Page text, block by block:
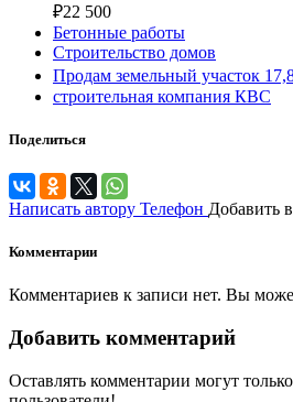
₽22 500
Бетонные работы
Строительство домов
Продам земельный участок
строительная компания КВС
Поделиться
Написать автору Телефон Добавить
Комментарии
Комментариев к записи нет. Вы
Добавить комментарий
Оставлять комментарии могут